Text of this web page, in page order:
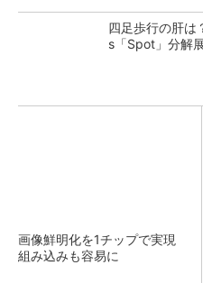
四足歩行の肝は
s「Spot」分解
画像鮮明化を1チップで実現
組み込みも容易に